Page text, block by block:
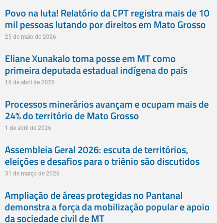
Povo na luta! Relatório da CPT registra mais de 10
mil pessoas lutando por direitos em Mato Grosso
25 de maio de 2026
Eliane Xunakalo toma posse em MT como
primeira deputada estadual indígena do país
16 de abril de 2026
Processos minerários avançam e ocupam mais de
24% do território de Mato Grosso
1 de abril de 2026
Assembleia Geral 2026: escuta de territórios,
eleições e desafios para o triênio são discutidos
31 de março de 2026
Ampliação de áreas protegidas no Pantanal
demonstra a força da mobilização popular e apoio
da sociedade civil de MT